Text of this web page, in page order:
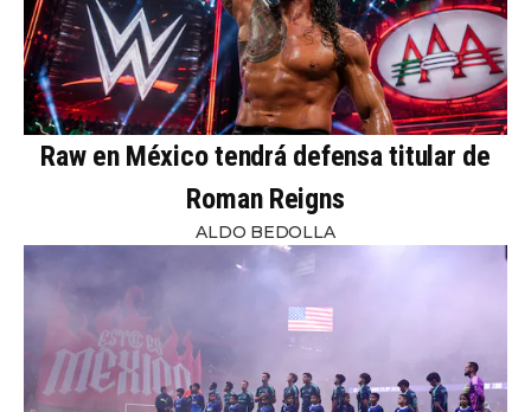
Raw en México tendrá defensa titular de
Roman Reigns
ALDO BEDOLLA